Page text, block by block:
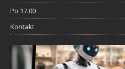
Po 17.00
Kontakt